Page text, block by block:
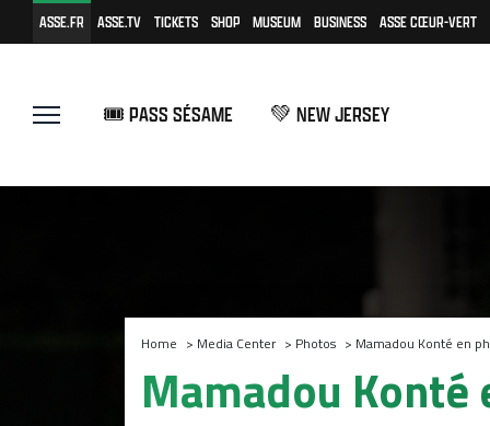
ASSE.FR ASSE.TV TICKETS SHOP MUSEUM BUSINESS ASSE CŒUR-VERT
🎟️ PASS SÉSAME 💚 NEW JERSEY
Home > Media Center > Photos > Mamadou Konté en
Mamadou Konté